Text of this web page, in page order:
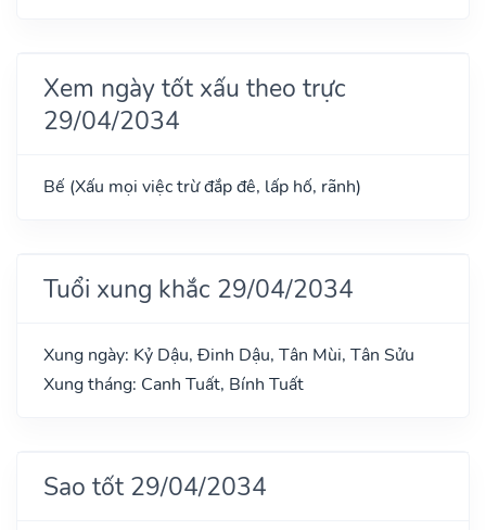
Xem ngày tốt xấu theo trực
29/04/2034
Bế (Xấu mọi việc trừ đắp đê, lấp hố, rãnh)
Tuổi xung khắc 29/04/2034
Xung ngày: Kỷ Dậu, Đinh Dậu, Tân Mùi, Tân Sửu
Xung tháng: Canh Tuất, Bính Tuất
Sao tốt 29/04/2034